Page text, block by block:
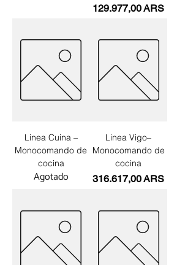
Precio
129.977,00 ARS
Linea Cuina –
Monocomando de
cocina
Agotado
Linea Vigo–
Monocomando de
cocina
Precio
316.617,00 ARS